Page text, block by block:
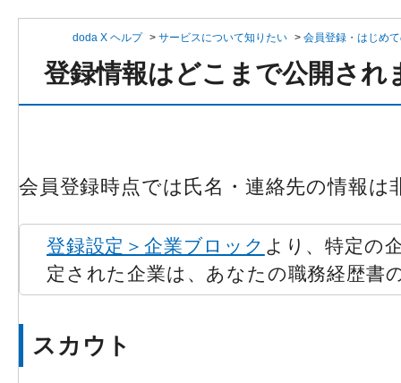
doda X ヘルプ > サービスについて知りたい > 会員登録・はじめ
登録情報はどこまで公開され
会員登録時点では氏名・連絡先の情報は
登録設定＞企業ブロック より、特定の
定された企業は、あなたの職務経歴書
スカウト